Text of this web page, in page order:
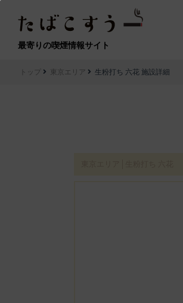
最寄りの喫煙情報サイト
トップ 東京エリア 生粉打ち 六花 施設詳細